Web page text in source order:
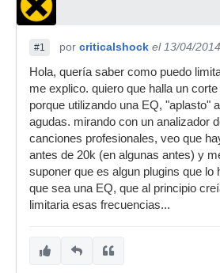
#1 por criticalshock el 13/04/2014
Hola, quería saber como puedo
me explico. quiero que halla un
porque utilizando una EQ, "aplasto"
agudas. mirando con un analizador
canciones profesionales, veo que
antes de 20k (en algunas antes) y
suponer que es algun plugins que lo
que sea una EQ, que al principio
limitaria esas frecuencias...